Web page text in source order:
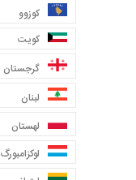
کوزوو
کویت
گرجستان
لبنان
لهستان
لوکزامبورگ